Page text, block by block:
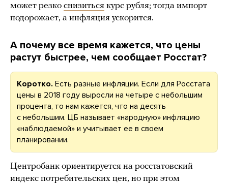
может резко снизиться курс рубля; тогда импорт
подорожает, а инфляция ускорится.
А почему все время кажется, что цены
растут быстрее, чем сообщает Росстат?
Коротко. Есть разные инфляции. Если для Росстата
цены в 2018 году выросли на четыре с небольшим
процента, то нам кажется, что на десять
с небольшим. ЦБ называет «народную» инфляцию
«наблюдаемой» и учитывает ее в своем
планировании.
Центробанк ориентируется на росстатовский
индекс потребительских цен, но при этом